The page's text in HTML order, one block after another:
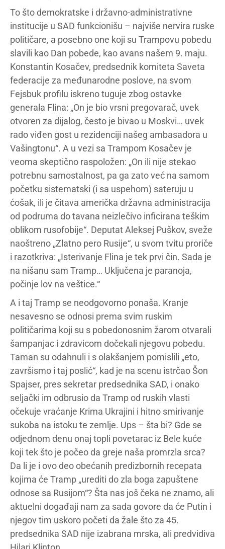
To što demokratske i državno-administrativne
institucije u SAD funkcionišu – najviše nervira ruske
političare, a posebno one koji su Trampovu pobedu
slavili kao Dan pobede, kao avans našem 9. maju.
Konstantin Kosačev, predsednik komiteta Saveta
federacije za međunarodne poslove, na svom
Fejsbuk profilu iskreno tuguje zbog ostavke
generala Flina: „On je bio vrsni pregovarač, uvek
otvoren za dijalog, često je bivao u Moskvi… uvek
rado viđen gost u rezidenciji našeg ambasadora u
Vašingtonu“. A u vezi sa Trampom Kosačev je
veoma skeptično raspoložen: „On ili nije stekao
potrebnu samostalnost, pa ga zato već na samom
početku sistematski (i sa uspehom) sateruju u
ćošak, ili je čitava američka državna administracija
od podruma do tavana neizlečivo inficirana teškim
oblikom rusofobije“. Deputat Aleksej Puškov, sveže
naoštreno „Zlatno pero Rusije“, u svom tvitu proriče
i razotkriva: „Isterivanje Flina je tek prvi čin. Sada je
na nišanu sam Tramp… Uključena je paranoja,
počinje lov na veštice.“
A i taj Tramp se neodgovorno ponaša. Kranje
nesavesno se odnosi prema svim ruskim
političarima koji su s pobedonosnim žarom otvarali
šampanjac i zdravicom dočekali njegovu pobedu.
Taman su odahnuli i s olakšanjem pomislili „eto,
završismo i taj poslić“, kad je na scenu istrčao Šon
Spajser, pres sekretar predsednika SAD, i onako
seljački im odbrusio da Tramp od ruskih vlasti
očekuje vraćanje Krima Ukrajini i hitno smirivanje
sukoba na istoku te zemlje. Ups – šta bi? Gde se
odjednom denu onaj topli povetarac iz Bele kuće
koji tek što je počeo da greje naša promrzla srca?
Da li je i ovo deo obećanih predizbornih recepata
kojima će Tramp „urediti do zla boga zapuštene
odnose sa Rusijom“? Šta nas još čeka ne znamo, ali
aktuelni događaji nam za sada govore da će Putin i
njegov tim uskoro početi da žale što za 45.
predsednika SAD nije izabrana mrska, ali predvidiva